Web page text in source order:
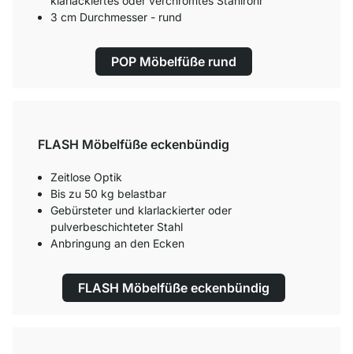
3 cm Durchmesser - rund
POP Möbelfüße rund
FLASH Möbelfüße eckenbündig
Zeitlose Optik
Bis zu 50 kg belastbar
Gebürsteter und klarlackierter oder
pulverbeschichteter Stahl
Anbringung an den Ecken
FLASH Möbelfüße eckenbündig